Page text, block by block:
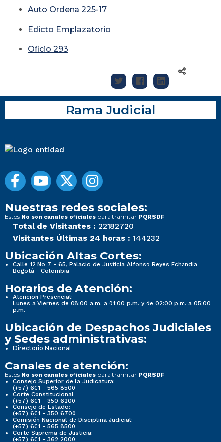
Auto Ordena 225-17
Edicto Emplazatorio
Oficio 293
Rama Judicial
Nuestras redes sociales:
Estos No son canales oficiales para tramitar PQRSDF
Total de Visitantes : 22182720
Visitantes Últimas 24 horas : 144232
Ubicación Altas Cortes:
Calle 12 No 7 - 65, Palacio de Justicia Alfonso Reyes Echandía
Bogotá - Colombia
Horarios de Atención:
Atención Presencial:
Lunes a Viernes de 08:00 a.m. a 01:00 p.m. y de 02:00 p.m. a 05:00
p.m.
Ubicación de Despachos Judiciales
y Sedes administrativas:
Directorio Nacional
Canales de atención:
Estos No son canales oficiales para tramitar PQRSDF
Consejo Superior de la Judicatura:
(+57) 601 - 565 8500
Corte Constitucional:
(+57) 601 - 350 6200
Consejo de Estado:
(+57) 601 - 350 6700
Comisión Nacional de Disciplina Judicial:
(+57) 601 - 565 8500
Corte Suprema de Justicia:
(+57) 601 - 362 2000